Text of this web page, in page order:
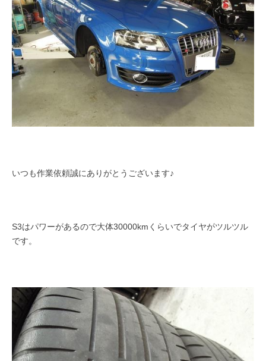
いつも作業依頼誠にありがとうございます♪
S3はパワーがあるので大体30000kmくらいでタイヤがツルツル
です。